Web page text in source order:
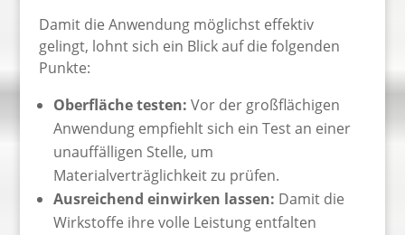
Damit die Anwendung möglichst effektiv
gelingt, lohnt sich ein Blick auf die folgenden
Punkte:
Oberfläche testen: Vor der großflächigen
Anwendung empfiehlt sich ein Test an einer
unauffälligen Stelle, um
Materialverträglichkeit zu prüfen.
Ausreichend einwirken lassen: Damit die
Wirkstoffe ihre volle Leistung entfalten